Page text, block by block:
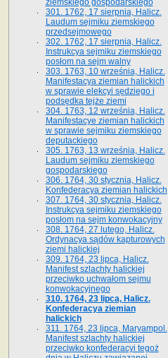
ziemskiego gospodarskiego
301. 1762, 17 sierpnia, Halicz.
Laudum sejmiku ziemskiego
przedsejmowego
302. 1762, 17 sierpnia, Halicz.
Instrukcya sejmiku ziemskiego
posłom na sejm walny
303. 1763, 10 września, Halicz.
Manifestacya ziemian halickich
w sprawie elekcyi sędziego i
podsędka tejże ziemi
304. 1763, 12 września, Halicz.
Manifestacye ziemian halickich
w sprawie sejmiku ziemskiego
deputackiego
305. 1763, 13 września, Halicz.
Laudum sejmiku ziemskiego
gospodarskiego
306. 1764, 30 stycznia, Halicz.
Konfederacya ziemian halickich
307. 1764, 30 stycznia, Halicz.
Instrukcya sejmiku ziemskiego
posłom na sejm konwokacyjny
308. 1764, 27 lutego, Halicz.
Ordynacya sądów kapturowych
ziemi halickiej
309. 1764, 23 lipca, Halicz.
Manifest szlachty halickiej
przeciwko uchwałom sejmu
konwokacyjnego
310. 1764, 23 lipca, Halicz.
Konfederacya ziemian
halickich
311. 1764, 23 lipca, Maryampol.
Manifest szlachty halickiej
przeciwko konfederacyi tegoż